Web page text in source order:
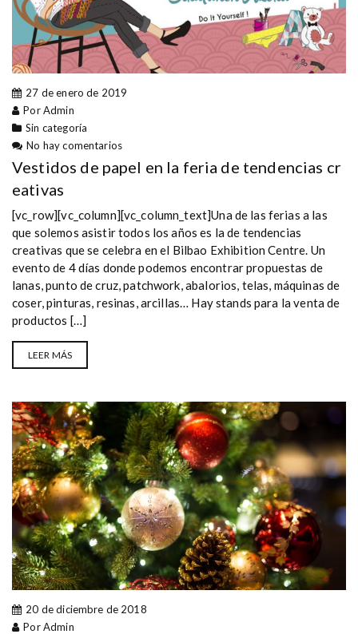
27 de enero de 2019
Por Admin
Sin categoría
No hay comentarios
Vestidos de papel en la feria de tendencias cr
eativas
[vc_row][vc_column][vc_column_text]Una de las ferias a las
que solemos asistir todos los años es la de tendencias
creativas que se celebra en el Bilbao Exhibition Centre. Un
evento de 4 días donde podemos encontrar propuestas de
lanas, punto de cruz, patchwork, abalorios, telas, máquinas de
coser, pinturas, resinas, arcillas… Hay stands para la venta de
productos […]
LEER MÁS
20 de diciembre de 2018
Por Admin